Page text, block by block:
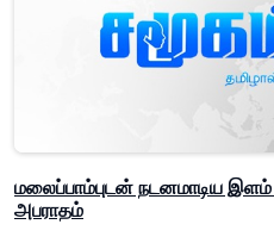
மலைப்பாம்புடன் நடனமாடிய
அபராதம்